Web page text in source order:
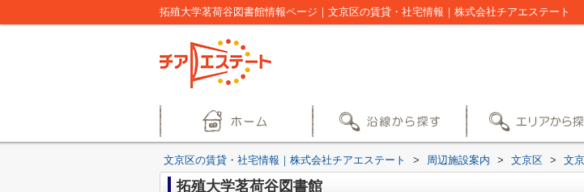
拓殖大学茗荷谷図書館情報ページ｜文京区の賃貸・社宅情報｜株式会社チアエステート
文京区の賃貸・社宅情報｜株式会社チアエステート > 周辺施設案内 > 文京区 > 文
拓殖大学茗荷谷図書館